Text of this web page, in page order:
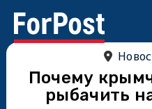
Почему
рыбачить